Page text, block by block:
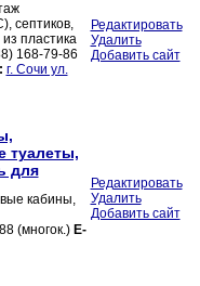
септиков,
пластика
168-79-86
г. Сочи ул.
Редактировать
Удалить
Добавить сайт
туалеты,
для
кабины,
(многок.) E-
Редактировать
Удалить
Добавить сайт